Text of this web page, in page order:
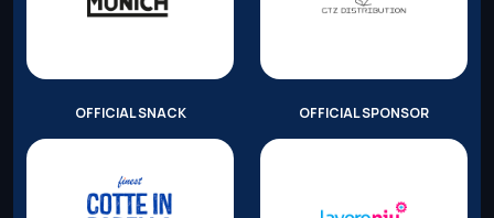
OFFICIAL SNACK OFFICIAL SPONSOR